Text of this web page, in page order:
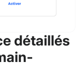
détaillés